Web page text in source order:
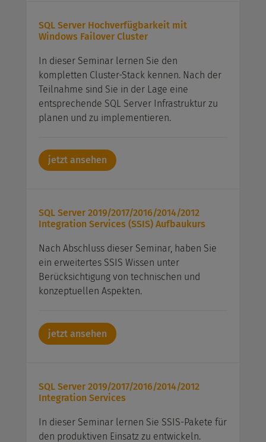
SQL Server Hochverfügbarkeit mit
Windows Failover Cluster
In dieser Seminar lernen Sie den
kompletten Cluster-Stack kennen. Nach der
Teilnahme sind Sie in der Lage eine
entsprechende SQL Server Infrastruktur zu
planen und zu implementieren.
jetzt ansehen
SQL Server 2019/2017/2016/2014/2012
Integration Services (SSIS) Aufbaukurs
Nach Abschluss dieser Seminar, haben Sie
ein erweitertes SSIS Wissen unter
Berücksichtigung von technischen und
konzeptuellen Aspekten.
jetzt ansehen
SQL Server 2019/2017/2016/2014/2012
Integration Services
In dieser Seminar lernen Sie SSIS-Pakete für
den produktiven Einsatz zu entwickeln.